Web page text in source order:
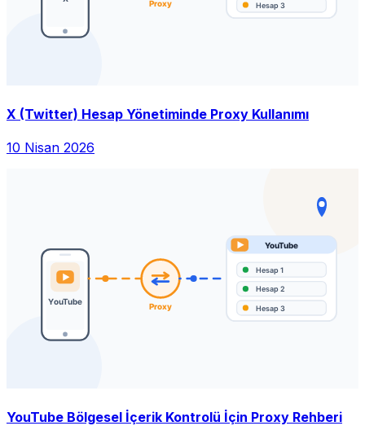
X (Twitter) Hesap Yönetiminde Proxy Kullanımı
10 Nisan 2026
YouTube Bölgesel İçerik Kontrolü İçin Proxy Rehberi